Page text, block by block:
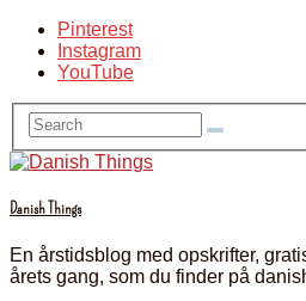
Pinterest
Instagram
YouTube
Danish Things
En årstidsblog med opskrifter,
årets gang, som du finder på